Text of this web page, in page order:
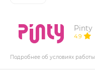
Pinty
4.9
Подробнее об условиях работы